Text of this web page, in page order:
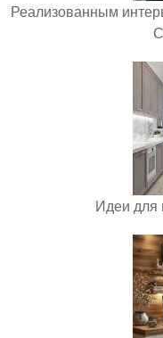
Реализованным
Идеи для